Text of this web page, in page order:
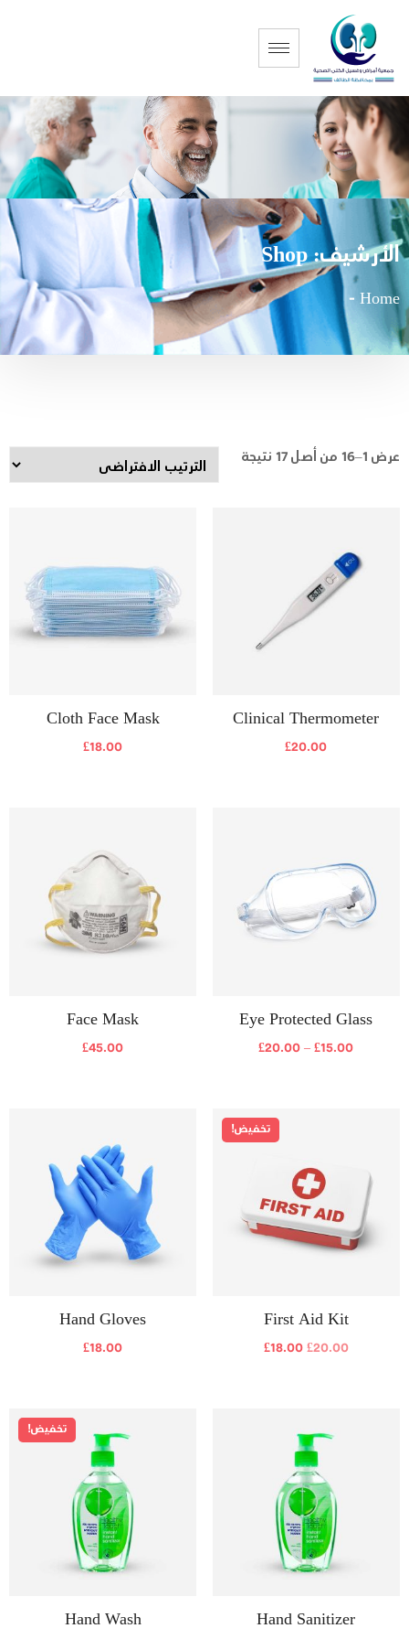
الأرشيف:Shop
Home
-
عرض 1–16 من أصل 17 نتيجة
Clinical Thermometer
£20.00
Cloth Face Mask
£18.00
Eye Protected Glass
£15.00
–
£20.00
Face Mask
£45.00
تخفيض!
First Aid Kit
£20.00
£18.00
Hand Gloves
£18.00
Hand Sanitizer
تخفيض!
Hand Wash